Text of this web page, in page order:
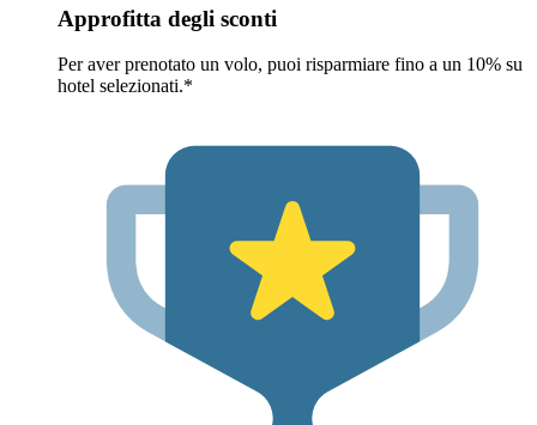
Approfitta degli sconti
Per aver prenotato un volo, puoi risparmiare fino a un 10% su
hotel selezionati.*